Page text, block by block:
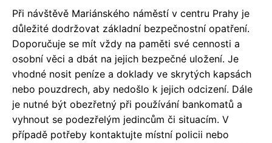
Při návštěvě Mariánského náměstí v centru Prahy je
důležité dodržovat základní bezpečnostní opatření.
Doporučuje se mít vždy na paměti své cennosti a
osobní věci a dbát na jejich bezpečné uložení. Je
vhodné nosit peníze a doklady ve skrytých kapsách
nebo pouzdrech, aby nedošlo k jejich odcizení. Dále
je nutné být obezřetný při používání bankomatů a
vyhnout se podezřelým jedincům či situacím. V
případě potřeby kontaktujte místní policii nebo